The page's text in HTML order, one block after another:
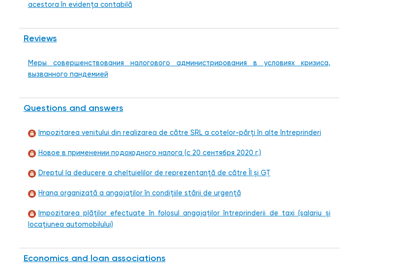
acestora în evidenţa contabilă
Reviews
Меры совершенствования налогового администрирования в условиях кризиса,
вызванного пандемией
Questions and answers
Impozitarea venitului din realizarea de către SRL a cotelor-părți în alte întreprinderi
Новое в применении подоходного налога (с 20 сентября 2020 г.)
Dreptul la deducere a cheltuielilor de reprezentanță de către ÎI și GȚ
Hrana organizată a angajaților în condițiile stării de urgență
Impozitarea plăților efectuate în folosul angajaților întreprinderii de taxi (salariu și
locațiunea automobilului)
Economics and loan associations